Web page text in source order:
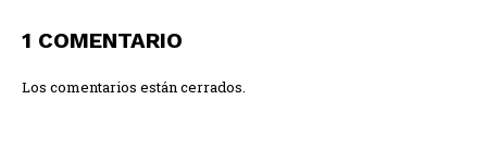
1 COMENTARIO
Los comentarios están cerrados.